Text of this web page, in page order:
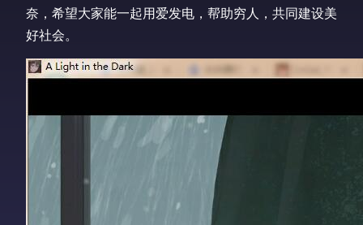
奈，希望大家能一起用爱发电，帮助穷人，共同建设美
好社会。